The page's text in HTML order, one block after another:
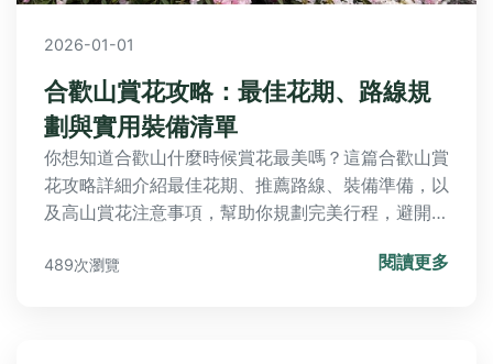
2026-01-01
合歡山賞花攻略：最佳花期、路線規
劃與實用裝備清單
你想知道合歡山什麼時候賞花最美嗎？這篇合歡山賞
花攻略詳細介紹最佳花期、推薦路線、裝備準備，以
及高山賞花注意事項，幫助你規劃完美行程，避開人
489次瀏覽 閱讀更多